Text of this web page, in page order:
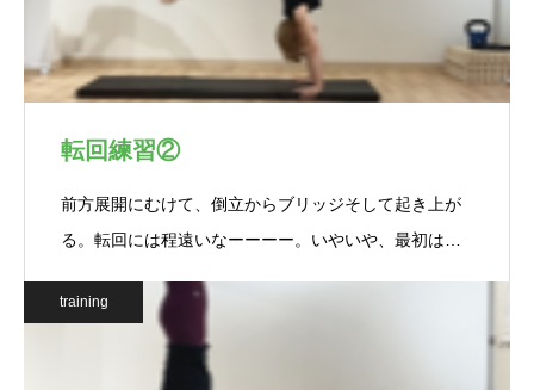
転回練習②
前方展開にむけて、倒立からブリッジそして起き上が
る。転回には程遠いなーーーー。いやいや、最初は…
training